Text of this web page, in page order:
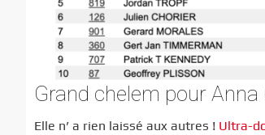
Grand chelem pour
Elle n’ a rien laissé aux autres ! Ultra-